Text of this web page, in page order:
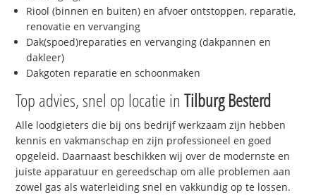
Riool (binnen en buiten) en afvoer ontstoppen, reparatie,
renovatie en vervanging
Dak(spoed)reparaties en vervanging (dakpannen en
dakleer)
Dakgoten reparatie en schoonmaken
Top advies, snel op locatie inTilburg Besterd
Alle loodgieters die bij ons bedrijf werkzaam zijn hebben
kennis en vakmanschap en zijn professioneel en goed
opgeleid. Daarnaast beschikken wij over de modernste en
juiste apparatuur en gereedschap om alle problemen aan
zowel gas als waterleiding snel en vakkundig op te lossen.